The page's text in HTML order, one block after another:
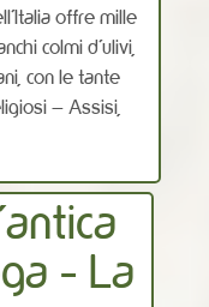
offre mille
colmi d’ulivi,
con le tante
– Assisi,
- La